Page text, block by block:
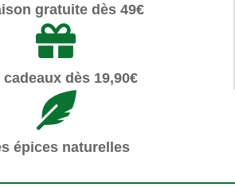
gratuite dès 49€
cadeaux dès 19,90€
épices naturelles